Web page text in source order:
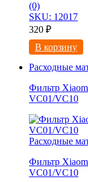
(0)
SKU: 12017
320 ₽
В корзину
Расходные
Фильтр
VC01/VC10
Расходные
Фильтр
VC01/VC10